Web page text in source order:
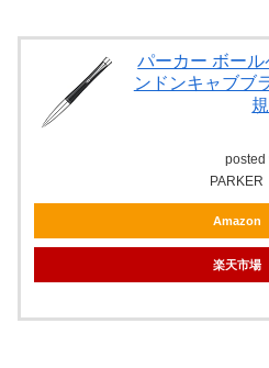
パーカー ボール
ンドンキャブブ
posted
PARKER
Amazon
楽天市場